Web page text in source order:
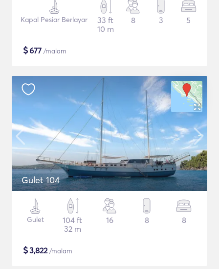
Kapal Pesiar Berlayar
33 ft
10 m
8 3 5
$677 /malam
Gulet 104
Gulet
104 ft
32 m
16 8 8
$3,822/malam